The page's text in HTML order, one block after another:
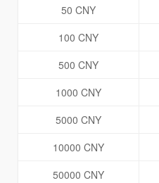
50 CNY
100 CNY
500 CNY
1000 CNY
5000 CNY
10000 CNY
50000 CNY